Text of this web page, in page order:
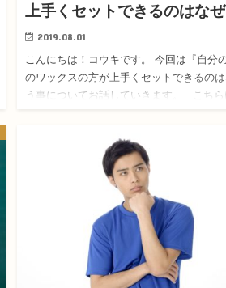
上手くセットできるのはなぜ
2019.08.01
こんにちは！コウキです。 今回は『自分
のワックスの方が上手くセットできるの
う事についてお話していきます。 こちら